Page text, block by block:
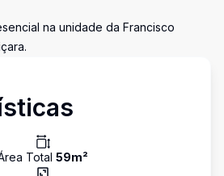
na unidade da Francisco
Total 59m²